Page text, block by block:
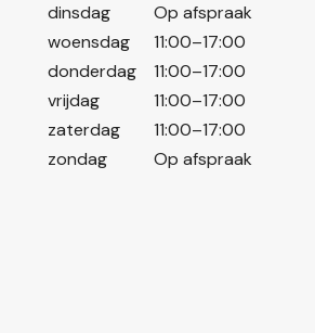
dinsdag
Op afspraak
woensdag
11:00–17:00
donderdag
11:00–17:00
vrijdag
11:00–17:00
zaterdag
11:00–17:00
zondag
Op afspraak